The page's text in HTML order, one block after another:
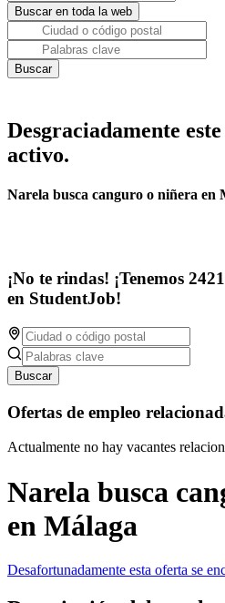
Desgraciadamente
activo.
Narela busca canguro o niñera en
¡No te rindas! ¡Tenemos
en StudentJob!
Buscar
Ofertas de empleo
Actualmente no hay vacantes
Narela busca
en Málaga
Desafortunadamente esta oferta se